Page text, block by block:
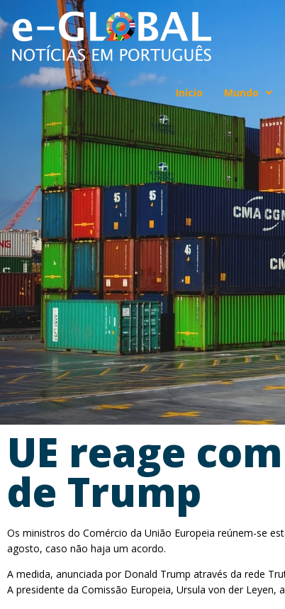
Início Mundo
UE reage
de Trump
Os ministros do Comércio da União Europeia reúnem-se
agosto, caso não haja um acordo.
A medida, anunciada por Donald Trump através da rede
A presidente da Comissão Europeia, Ursula von der